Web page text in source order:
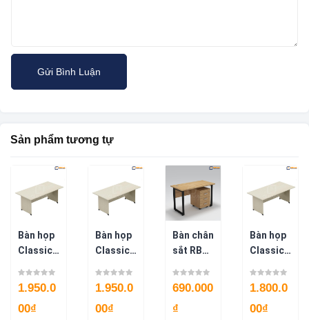
Sản phẩm tương tự
Bàn họp
Classic
1.950.0
00₫
Bàn họp
Classic
1.950.0
00₫
Bàn chân
sắt RB
690.000
₫
Bàn họp
Classic
1.800.0
00₫